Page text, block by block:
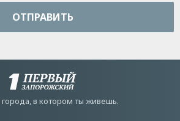
ОТПРАВИТЬ
в котором ты живешь.